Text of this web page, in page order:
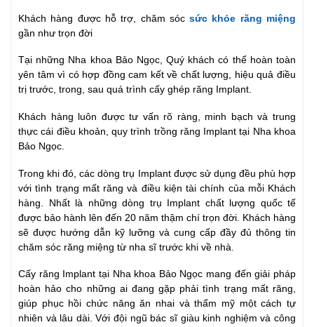
Khách hàng được hỗ trợ, chăm sócsức khỏe răng miệng
gần như trọn đời
Tại những Nha khoa Bảo Ngọc, Quý khách có thể hoàn toàn
yên tâm vì có hợp đồng cam kết về chất lượng, hiệu quả điều
trị trước, trong, sau quá trình cấy ghép răng Implant.
Khách hàng luôn được tư vấn rõ ràng, minh bạch và trung
thực cái điều khoản, quy trình trồng răng Implant tại Nha khoa
Bảo Ngọc.
Trong khi đó, các dòng trụ Implant được sử dụng đều phù hợp
với tình trạng mất răng và điều kiện tài chính của mỗi Khách
hàng. Nhất là những dòng trụ Implant chất lượng quốc tế
được bảo hành lên đến 20 năm thậm chí trọn đời. Khách hàng
sẽ được hướng dẫn kỹ lưỡng và cung cấp đầy đủ thông tin
chăm sóc răng miệng từ nha sĩ trước khi về nhà.
Cấy răng Implant tại Nha khoa Bảo Ngọc mang đến giải pháp
hoàn hảo cho những ai đang gặp phải tình trạng mất răng,
giúp phục hồi chức năng ăn nhai và thẩm mỹ một cách tự
nhiên và lâu dài. Với đội ngũ bác sĩ giàu kinh nghiệm và công